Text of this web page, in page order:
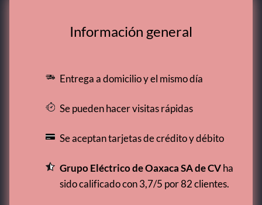
Información general
Entrega a domicilio y el mismo día
Se pueden hacer visitas rápidas
Se aceptan tarjetas de crédito y débito
Grupo Eléctrico de Oaxaca SA de CVha
sido calificado con 3,7/5 por 82 clientes.